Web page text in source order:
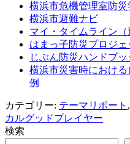
横浜市危機管理室防
横浜市避難ナビ
マイ・タイムライン（
はまっ子防災プロジェ
じぶん防災ハンドブッ
横浜市災害時におけ
例
カテゴリー: テーマリポート ,
カルグッドプレイヤー
検索